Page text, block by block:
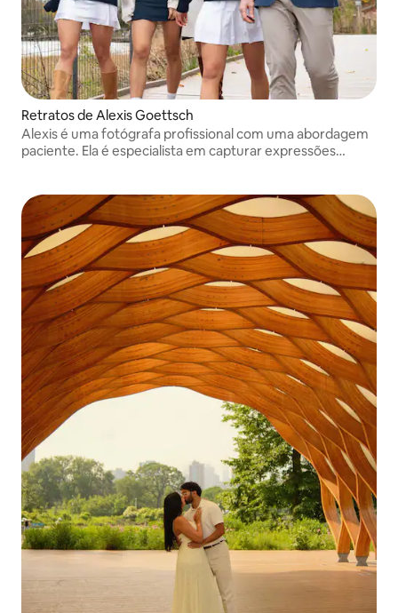
Retratos de Alexis Goettsch
Alexis é uma fotógrafa profissional com uma abordagem
paciente. Ela é especialista em capturar expressões